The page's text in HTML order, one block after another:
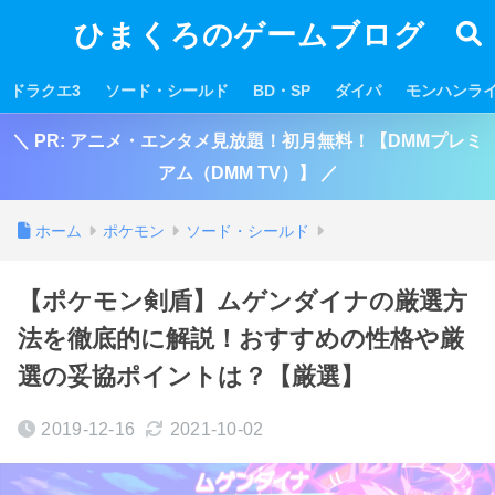
ひまくろのゲームブログ
ドラクエ3 ソード・シールド BD・SP ダイパ モンハンラ
＼ PR: アニメ・エンタメ見放題！初月無料！【DMMプレミ
アム（DMM TV）】 ／
ホーム ポケモン ソード・シールド
【ポケモン剣盾】ムゲンダイナの厳選方
法を徹底的に解説！おすすめの性格や厳
選の妥協ポイントは？【厳選】
2019-12-16 2021-10-02